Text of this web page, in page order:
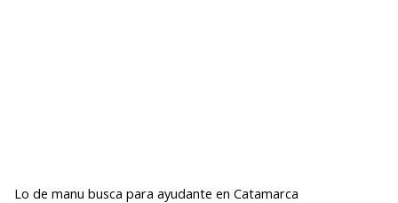
Lo de manu busca para ayudante en Catamarca